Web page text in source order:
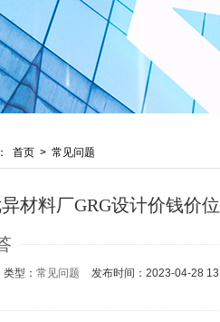
首页 > 常见问题
材料厂GRG设计价钱价
类型： 常见问题 发布时间：2023-04-28